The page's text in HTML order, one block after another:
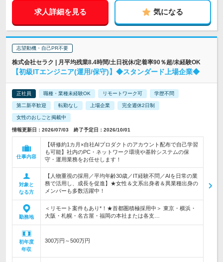
求人詳細を見る 気になる
志望動機・自己PR不要
株式会社セラク | 月平均残業8.4時間/土日祝休/定着率90％超/未経験OK
【初級ITエンジニア(運用/保守)】◆スタンダード上場企業◆
正社員 職種・業種未経験OK リモートワーク可 学歴不問
第二新卒歓迎 転勤なし 上場企業 完全週休2日制
女性のおしごと掲載中
情報更新日：2026/07/03 終了予定日：2026/10/01
仕事内容
【研修約1カ月×自社AIプロダクトのアカウント配布で自己学習
も可能】社内のPC・ネットワーク環境や基幹システムの保
守・運用業務をお任せします！
対象と
なる方
【人物重視の採用／平均年齢30歳／IT経験不問／AIを日常の業
務で活用し、成長を促進】★女性＆文系出身者＆異業種出身の
メンバーも多数活躍中！
勤務地
＜リモート案件もあり*！★首都圏積極採用中＞ 東京・横浜・
大阪・札幌・名古屋・福岡の本社または各支…
初年度
年収
300万円～500万円